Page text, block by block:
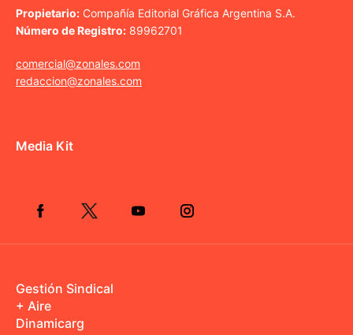
Propietario: Compañía Editorial Gráfica Argentina S.A.
Número de Registro: 89962701
comercial@zonales.com
redaccion@zonales.com
Media Kit
Gestión Sindical
+ Aire
Dinamicarg